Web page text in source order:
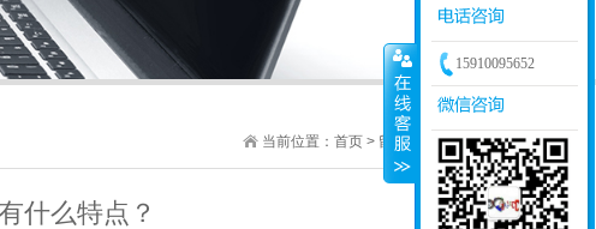
当前位置： 首页 > 留言咨询 > 留言列表
什么特点？
15910095652